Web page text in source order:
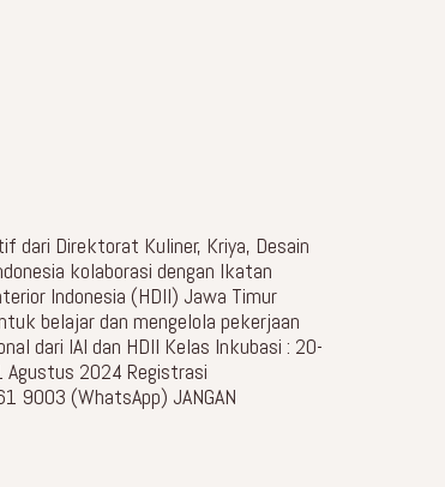
dari Direktorat Kuliner, Kriya, Desain
kolaborasi dengan Ikatan
Indonesia (HDII) Jawa Timur
belajar dan mengelola pekerjaan
dari IAI dan HDII Kelas Inkubasi : 20-
Agustus 2024 Registrasi
9003 (WhatsApp) JANGAN